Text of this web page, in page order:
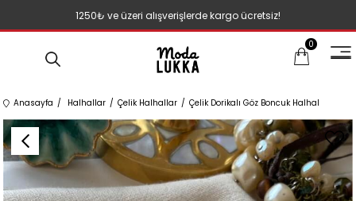
1250₺ ve üzeri alışverişlerde kargo ücretsiz!
0
Anasayfa Halhallar Çelik Halhallar Çelik Dorikalı Göz Boncuk Halhal